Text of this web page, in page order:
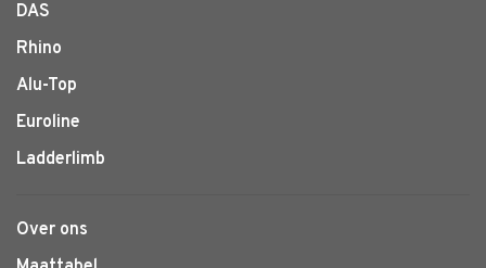
DAS
Rhino
Alu-Top
Euroline
Ladderlimb
Over ons